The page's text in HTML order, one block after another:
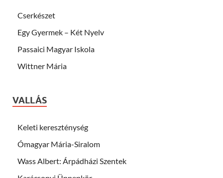
Cserkészet
Egy Gyermek – Két Nyelv
Passaici Magyar Iskola
Wittner Mária
VALLÁS
Keleti kereszténység
Ómagyar Mária-Siralom
Wass Albert: Árpádházi Szentek